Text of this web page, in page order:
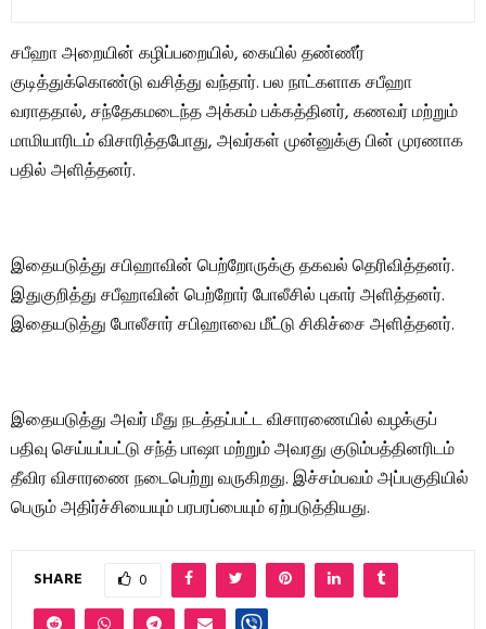
சபீஹா அறையின் கழிப்பறையில், கையில் தண்ணீர்
குடித்துக்கொண்டு வசித்து வந்தார். பல நாட்களாக சபீஹா
வராததால், சந்தேகமடைந்த அக்கம் பக்கத்தினர், கணவர் மற்றும்
மாமியாரிடம் விசாரித்தபோது, ​​அவர்கள் முன்னுக்கு பின் முரணாக
பதில் அளித்தனர்.
இதையடுத்து சபிஹாவின் பெற்றோருக்கு தகவல் தெரிவித்தனர்.
இதுகுறித்து சபீஹாவின் பெற்றோர் போலீசில் புகார் அளித்தனர்.
இதையடுத்து போலீசார் சபிஹாவை மீட்டு சிகிச்சை அளித்தனர்.
இதையடுத்து அவர் மீது நடத்தப்பட்ட விசாரணையில் வழக்குப்
பதிவு செய்யப்பட்டு சந்த் பாஷா மற்றும் அவரது குடும்பத்தினரிடம்
தீவிர விசாரணை நடைபெற்று வருகிறது. இச்சம்பவம் அப்பகுதியில்
பெரும் அதிர்ச்சியையும் பரபரப்பையும் ஏற்படுத்தியது.
SHARE 0